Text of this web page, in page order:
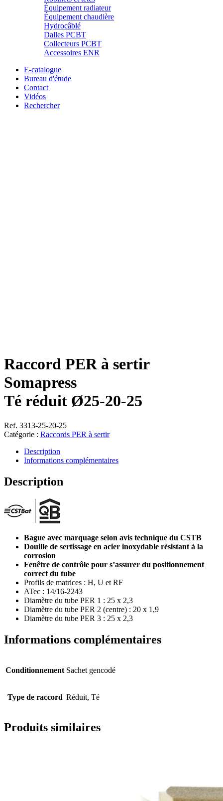
Équipement radiateur
Équipement chaudière
Hydrocâblé
Dalles PCBT
Collecteurs PCBT
Accessoires ENR
E-catalogue
Bureau d'étude
Contact
Vidéos
Rechercher
Raccord PER à sertir
Somapress
Té réduit Ø25-20-25
Ref. 3313-25-20-25
Catégorie : Raccords PER à sertir
Description
Informations complémentaires
Description
Bague avec marquage selon avis technique du CSTB
Douille de sertissage en acier inoxydable résistant à la
corrosion
Fenêtre de contrôle pour s’assurer du positionnement
correct du tube
Profils de matrices : H, U et RF
ATec : 14/16-2243
Diamètre du tube PER 1 : 25 x 2,3
Diamètre du tube PER 2 (centre) : 20 x 1,9
Diamètre du tube PER 3 : 25 x 2,3
Informations complémentaires
Conditionnement Sachet gencodé
Type de raccord Réduit, Té
Produits similaires